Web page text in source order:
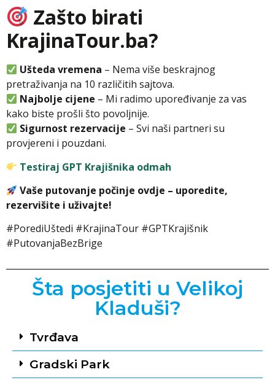
Zašto birati
KrajinaTour.ba?
Ušteda vremena – Nema više beskrajnog
pretraživanja na 10 različitih sajtova.
Najbolje cijene – Mi radimo upoređivanje za vas
kako biste prošli što povoljnije.
Sigurnost rezervacije – Svi naši partneri su
provjereni i pouzdani.
Testiraj GPT Krajišnika odmah
Vaše putovanje počinje ovdje – uporedite,
rezervišite i uživajte!
#PorediUštedi #KrajinaTour #GPTKrajišnik
#PutovanjaBezBrige
Šta posjetiti u Velikoj
Kladuši?
Tvrđava
Gradski Park